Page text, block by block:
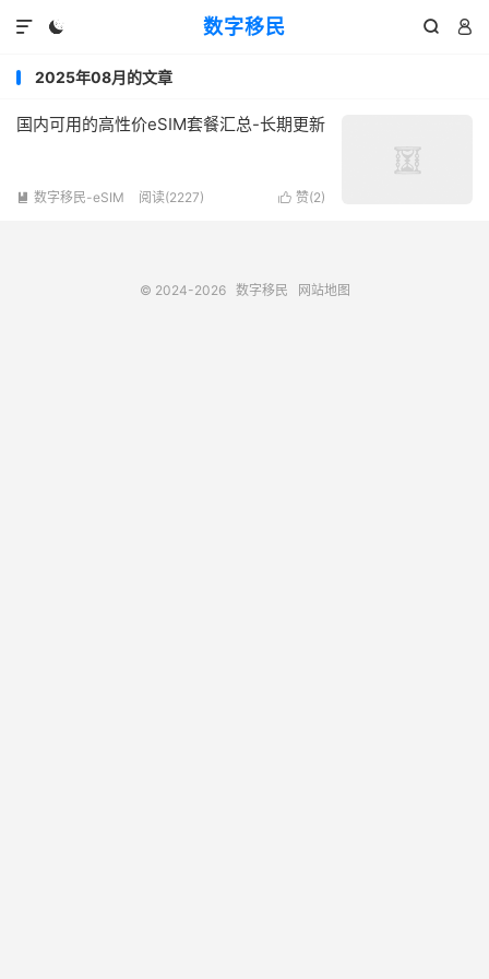
数字移民
  

2025年08月的文章
国内可用的高性价eSIM套餐汇总-长期更新
 赞(2)
 数字移民-eSIM 阅读(2227)
© 2024-2026 数字移民 网站地图